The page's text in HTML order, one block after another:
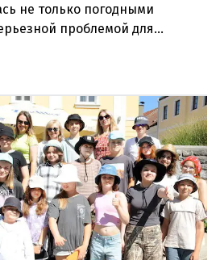
не только погодными
проблемой для
легионел